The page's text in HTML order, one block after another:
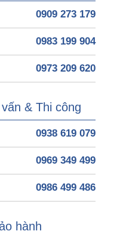
0909 273 179
0983 199 904
0973 209 620
& Thi công
0938 619 079
0969 349 499
0986 499 486
hành